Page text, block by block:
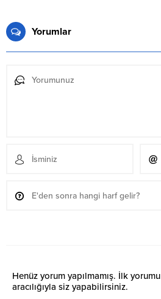
Yorumlar
Henüz yorum yapılmamış. İlk
aracılığıyla siz yapabilirsiniz.